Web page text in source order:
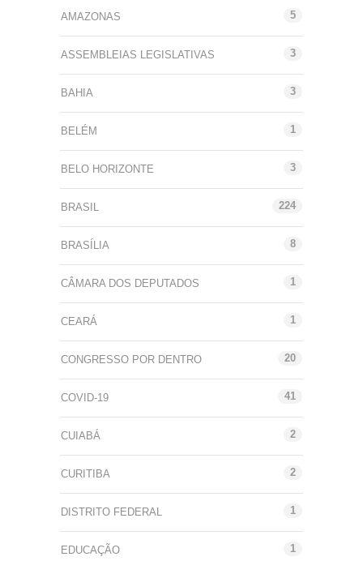
AMAZONAS 5
ASSEMBLEIAS LEGISLATIVAS 3
BAHIA 3
BELÉM 1
BELO HORIZONTE 3
BRASIL 224
BRASÍLIA 8
CÂMARA DOS DEPUTADOS 1
CEARÁ 1
CONGRESSO POR DENTRO 20
COVID-19 41
CUIABÁ 2
CURITIBA 2
DISTRITO FEDERAL 1
EDUCAÇÃO 1